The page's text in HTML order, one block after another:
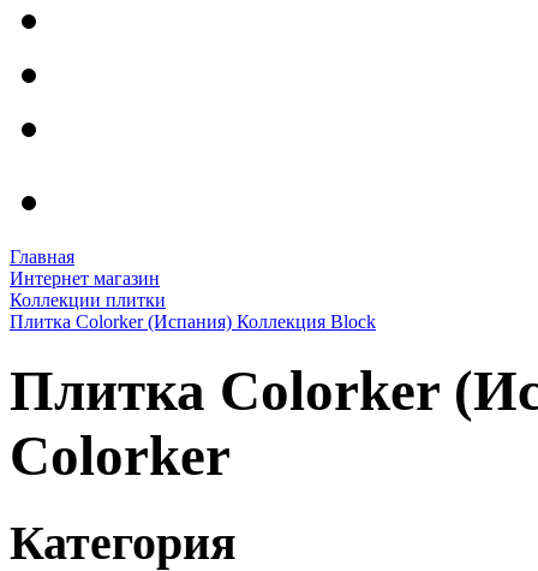
Главная
Интернет магазин
Коллекции плитки
Плитка Colorker (Испания) Коллекция Block
Плитка Colorker
Colorker
Категория